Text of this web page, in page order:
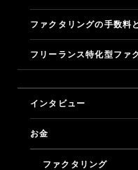
ロゴとデザイン
マガジン
問い合わせ
ファクタリングの手数料
フリーランス特化型ファ
インタビュー
お金
ファクタリング